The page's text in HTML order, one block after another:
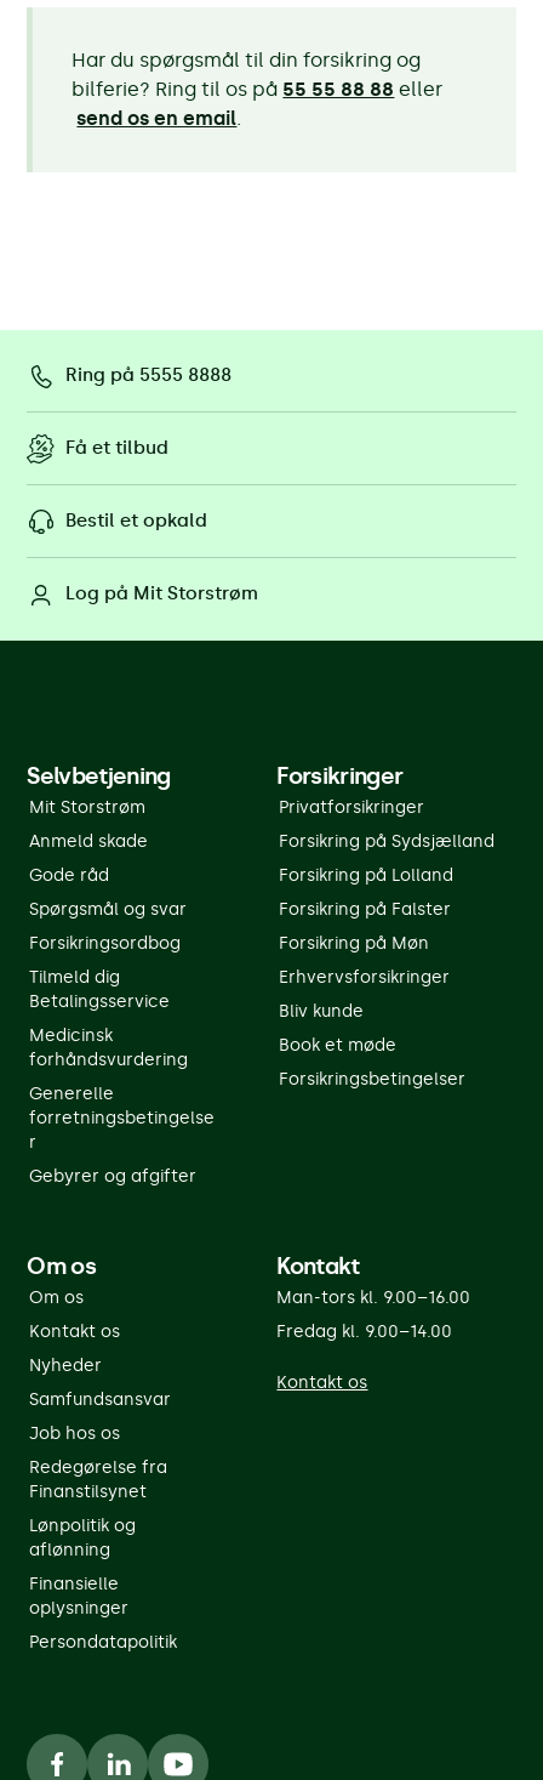
Har du spørgsmål til din forsikring og
bilferie? Ring til os på 55 55 88 88 eller
send os en email.
Ring på 5555 8888
Få et tilbud
Bestil et opkald
Log på Mit Storstrøm
Selvbetjening
Mit Storstrøm
Anmeld skade
Gode råd
Spørgsmål og svar
Forsikringsordbog
Tilmeld dig
Betalingsservice
Medicinsk
forhåndsvurdering
Generelle
forretningsbetingelse
r
Gebyrer og afgifter
Forsikringer
Privatforsikringer
Forsikring på Sydsjælland
Forsikring på Lolland
Forsikring på Falster
Forsikring på Møn
Erhvervsforsikringer
Bliv kunde
Book et møde
Forsikringsbetingelser
Om os
Om os
Kontakt os
Nyheder
Samfundsansvar
Job hos os
Redegørelse fra
Finanstilsynet
Lønpolitik og
aflønning
Finansielle
oplysninger
Persondatapolitik
Kontakt
Man-tors kl. 9.00–16.00
Fredag kl. 9.00–14.00
Kontakt os